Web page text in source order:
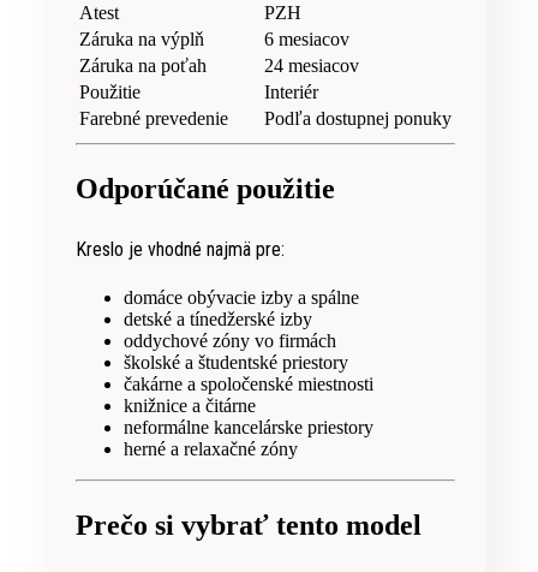
Atest
PZH
Záruka na výplň
6 mesiacov
Záruka na poťah
24 mesiacov
Použitie
Interiér
Farebné prevedenie
Podľa dostupnej ponuky
Odporúčané použitie
Kreslo je vhodné najmä pre:
domáce obývacie izby a spálne
detské a tínedžerské izby
oddychové zóny vo firmách
školské a študentské priestory
čakárne a spoločenské miestnosti
knižnice a čitárne
neformálne kancelárske priestory
herné a relaxačné zóny
Prečo si vybrať tento model